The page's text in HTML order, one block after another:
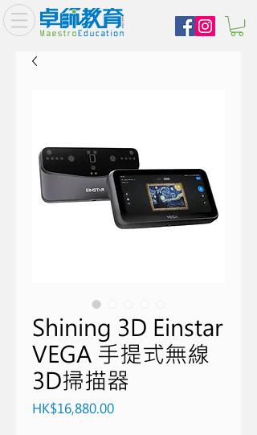
Shining 3D Einstar
VEGA 手提式無線
3D掃描器
HK$16,880.00價